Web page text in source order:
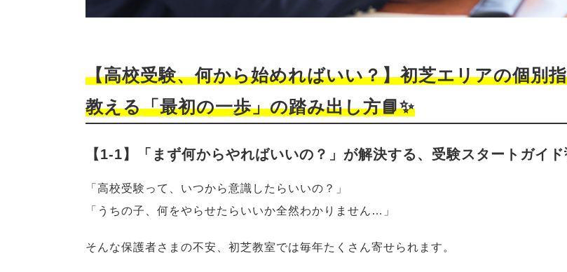
【高校受験、何から始めればいい？】初芝エリアの個別
教える「最初の一歩」の踏み出し方📘✨
【1-1】「まず何からやればいいの？」が解決する、受験スタートガイ
「高校受験って、いつから意識したらいいの？」
「うちの子、何をやらせたらいいか全然わかりません…」
そんな保護者さまの不安、初芝教室では毎年たくさん寄せられます。